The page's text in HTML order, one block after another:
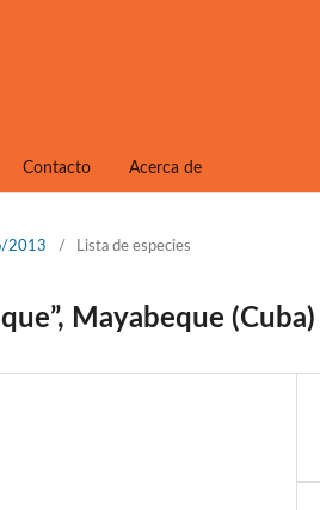
Contacto Acerca de
2013 / Lista de especies
Mayabeque (Cuba)